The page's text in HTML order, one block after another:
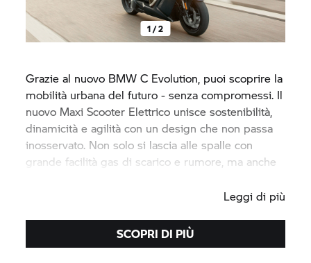
1 / 2
Grazie al nuovo BMW C Evolution, puoi scoprire la
mobilità urbana del futuro - senza compromessi. Il
nuovo Maxi Scooter Elettrico unisce sostenibilità,
dinamicità e agilità con un design che non passa
inosservato. Non solo si lascia alle spalle con
grande facilità gas di scarico e rumore, ma anche
Leggi di più
SCOPRI DI PIÙ